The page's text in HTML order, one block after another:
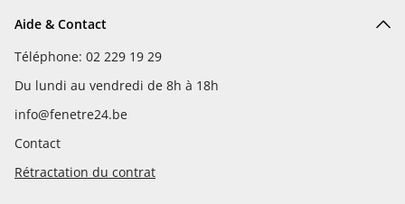
Aide & Contact
Téléphone: 02 229 19 29
Du lundi au vendredi de 8h à 18h
info@fenetre24.be
Contact
Rétractation du contrat